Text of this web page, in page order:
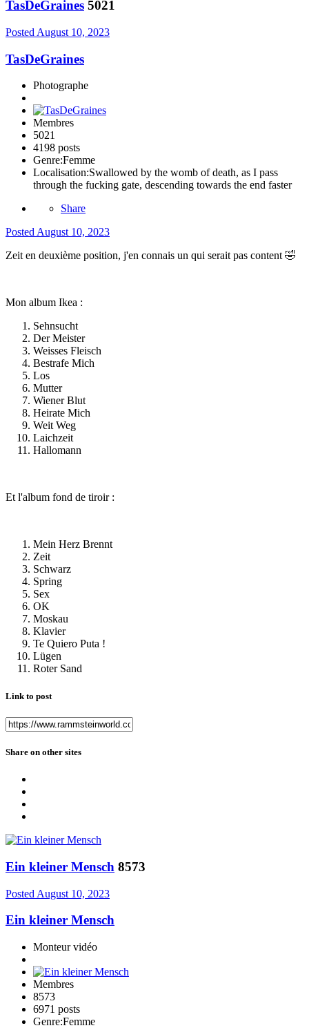
TasDeGraines 5021
Posted August 10, 2023
TasDeGraines
Photographe
Membres
5021
4198 posts
Genre:Femme
Localisation:Swallowed by the womb of death, as I pass
through the fucking gate, descending towards the end faster
Share
PostedAugust 10, 2023
Zeit en deuxième position, j'en connais un qui serait pas content🤣
Mon album Ikea :
Sehnsucht
Der Meister
Weisses Fleisch
Bestrafe Mich
Los
Mutter
Wiener Blut
Heirate Mich
Weit Weg
Laichzeit
Hallomann
Et l'album fond de tiroir :
Mein Herz Brennt
Zeit
Schwarz
Spring
Sex
OK
Moskau
Klavier
Te Quiero Puta !
Lügen
Roter Sand
Link to post
Share on other sites
Ein kleiner Mensch 8573
Posted August 10, 2023
Ein kleiner Mensch
Monteur vidéo
Membres
8573
6971 posts
Genre:Femme